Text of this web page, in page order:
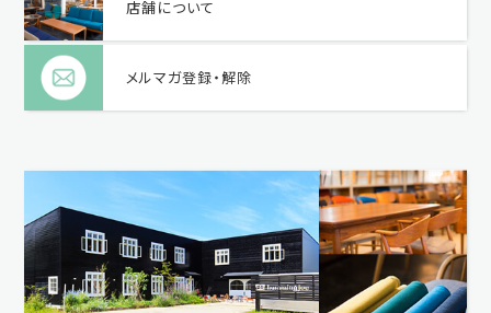
店舗について
メルマガ登録・解除